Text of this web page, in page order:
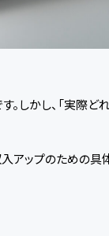
しかし、「実際ど
アップのための具